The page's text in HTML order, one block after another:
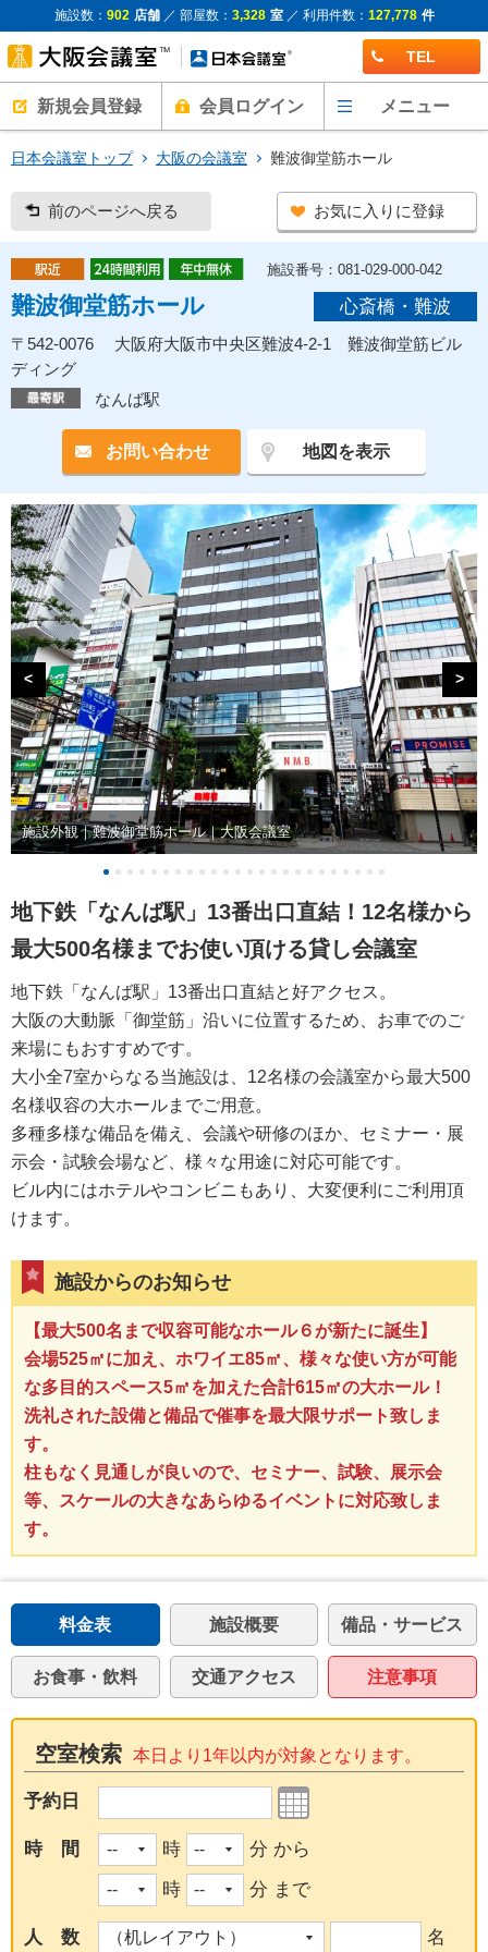
施設数： 902 店舗／ 部屋数： 3,328 室／ 利用件数： 127,778 件
TEL
新規会員登録 会員ログイン メニュー
日本会議室トップ 大阪の会議室 難波御堂筋ホール
前のページへ戻る お気に入りに登録
施設番号：081-029-000-042
難波御堂筋ホール 心斎橋・難波
〒542-0076 大阪府大阪市中央区難波4-2-1 難波御堂筋ビル
ディング
なんば駅
お問い合わせ 地図を表示
施設外観｜難波御堂筋ホール｜大阪会議室
< >
地下鉄「なんば駅」13番出口直結！12名様から
最大500名様までお使い頂ける貸し会議室
地下鉄「なんば駅」13番出口直結と好アクセス。
大阪の大動脈「御堂筋」沿いに位置するため、お車でのご
来場にもおすすめです。
大小全7室からなる当施設は、12名様の会議室から最大500
名様収容の大ホールまでご用意。
多種多様な備品を備え、会議や研修のほか、セミナー・展
示会・試験会場など、様々な用途に対応可能です。
ビル内にはホテルやコンビニもあり、大変便利にご利用頂
けます。
施設からのお知らせ
【最大500名まで収容可能なホール６が新たに誕生】
会場525㎡に加え、ホワイエ85㎡、様々な使い方が可能
な多目的スペース5㎡を加えた合計615㎡の大ホール！
洗礼された設備と備品で催事を最大限サポート致しま
す。
柱もなく見通しが良いので、セミナー、試験、展示会
等、スケールの大きなあらゆるイベントに対応致しま
す。
料金表 施設概要 備品・サービス
お食事・飲料 交通アクセス 注意事項
空室検索 本日より1年以内が対象となります。
予約日
時 間 時
分 から
時
分 まで
人 数 名